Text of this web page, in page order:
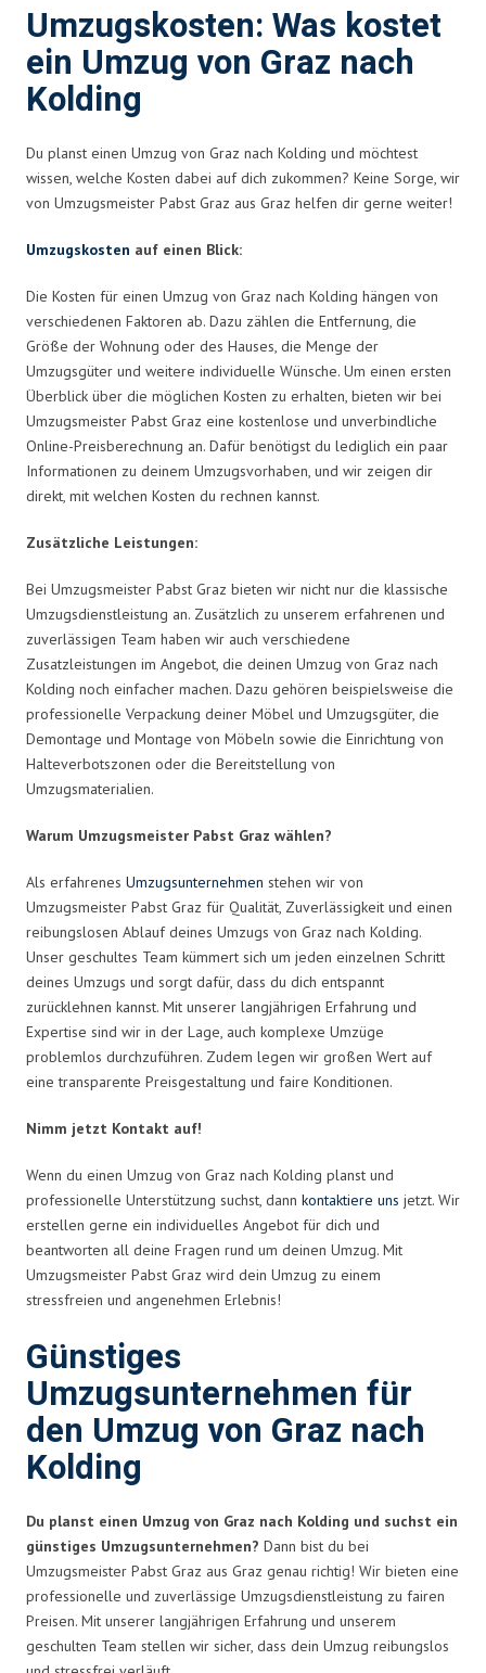
Umzugskosten: Was kostet
ein Umzug von Graz nach
Kolding
Du planst einen Umzug von Graz nach Kolding und möchtest
wissen, welche Kosten dabei auf dich zukommen? Keine Sorge, wir
von Umzugsmeister Pabst Graz aus Graz helfen dir gerne weiter!
Umzugskosten auf einen Blick:
Die Kosten für einen Umzug von Graz nach Kolding hängen von
verschiedenen Faktoren ab. Dazu zählen die Entfernung, die
Größe der Wohnung oder des Hauses, die Menge der
Umzugsgüter und weitere individuelle Wünsche. Um einen ersten
Überblick über die möglichen Kosten zu erhalten, bieten wir bei
Umzugsmeister Pabst Graz eine kostenlose und unverbindliche
Online-Preisberechnung an. Dafür benötigst du lediglich ein paar
Informationen zu deinem Umzugsvorhaben, und wir zeigen dir
direkt, mit welchen Kosten du rechnen kannst.
Zusätzliche Leistungen:
Bei Umzugsmeister Pabst Graz bieten wir nicht nur die klassische
Umzugsdienstleistung an. Zusätzlich zu unserem erfahrenen und
zuverlässigen Team haben wir auch verschiedene
Zusatzleistungen im Angebot, die deinen Umzug von Graz nach
Kolding noch einfacher machen. Dazu gehören beispielsweise die
professionelle Verpackung deiner Möbel und Umzugsgüter, die
Demontage und Montage von Möbeln sowie die Einrichtung von
Halteverbotszonen oder die Bereitstellung von
Umzugsmaterialien.
Warum Umzugsmeister Pabst Graz wählen?
Als erfahrenes Umzugsunternehmen stehen wir von
Umzugsmeister Pabst Graz für Qualität, Zuverlässigkeit und einen
reibungslosen Ablauf deines Umzugs von Graz nach Kolding.
Unser geschultes Team kümmert sich um jeden einzelnen Schritt
deines Umzugs und sorgt dafür, dass du dich entspannt
zurücklehnen kannst. Mit unserer langjährigen Erfahrung und
Expertise sind wir in der Lage, auch komplexe Umzüge
problemlos durchzuführen. Zudem legen wir großen Wert auf
eine transparente Preisgestaltung und faire Konditionen.
Nimm jetzt Kontakt auf!
Wenn du einen Umzug von Graz nach Kolding planst und
professionelle Unterstützung suchst, dann kontaktiere uns jetzt. Wir
erstellen gerne ein individuelles Angebot für dich und
beantworten all deine Fragen rund um deinen Umzug. Mit
Umzugsmeister Pabst Graz wird dein Umzug zu einem
stressfreien und angenehmen Erlebnis!
Günstiges
Umzugsunternehmen für
den Umzug von Graz nach
Kolding
Du planst einen Umzug von Graz nach Kolding und suchst ein
günstiges Umzugsunternehmen? Dann bist du bei
Umzugsmeister Pabst Graz aus Graz genau richtig! Wir bieten eine
professionelle und zuverlässige Umzugsdienstleistung zu fairen
Preisen. Mit unserer langjährigen Erfahrung und unserem
geschulten Team stellen wir sicher, dass dein Umzug reibungslos